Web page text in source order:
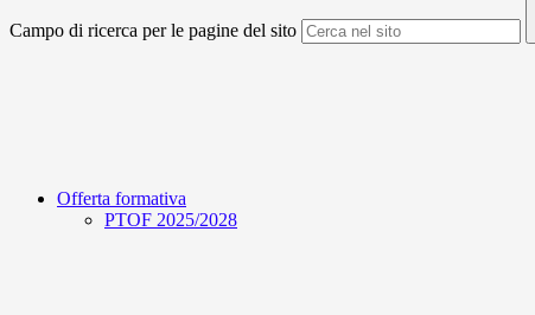
Campo di ricerca per le pagine del sito
Offerta formativa
PTOF 2025/2028